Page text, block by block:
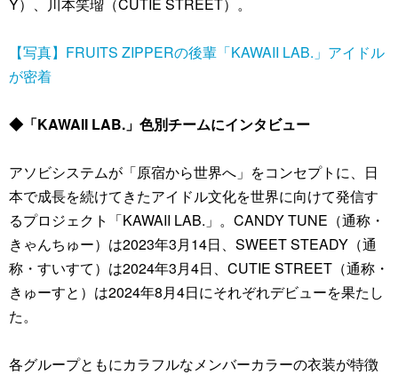
【写真】FRUITS ZIPPERの後輩「KAWAII LAB.」アイドル
が密着
◆「KAWAII LAB.」色別チームにインタビュー
アソビシステムが「原宿から世界へ」をコンセプトに、日
本で成長を続けてきたアイドル文化を世界に向けて発信す
るプロジェクト「KAWAII LAB.」。CANDY TUNE（通称・
きゃんちゅー）は2023年3月14日、SWEET STEADY（通
称・すいすて）は2024年3月4日、CUTIE STREET（通称・
きゅーすと）は2024年8月4日にそれぞれデビューを果たし
た。
各グループともにカラフルなメンバーカラーの衣装が特徴